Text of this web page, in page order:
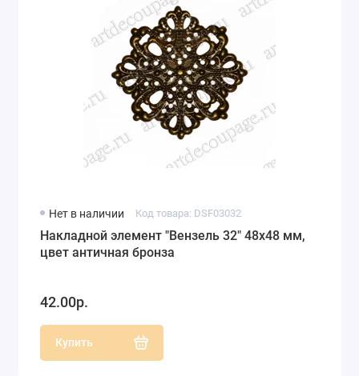
Нет в наличии Код товара: DSF03032
Накладной элемент "Вензель 32" 48х48 мм,
цвет античная бронза
42.00р.
Купить